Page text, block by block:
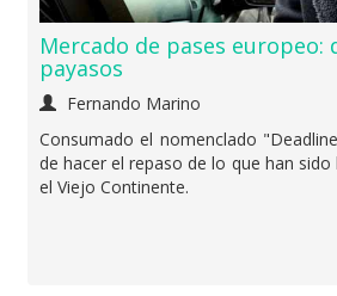
Mercado de pases europeo:
payasos
Fernando Marino
Consumado el nomenclado
de hacer el repaso de lo que han
el Viejo Continente.